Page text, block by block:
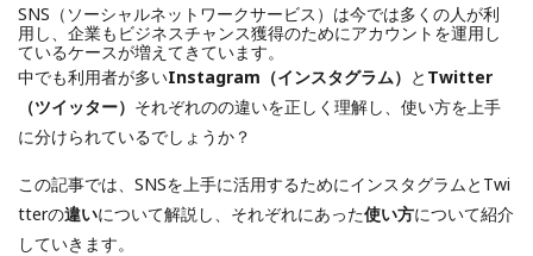
SNS（ソーシャルネットワークサービス）は今では多くの人が利
用し、企業もビジネスチャンス獲得のためにアカウントを運用し
ているケースが増えてきています。
中でも利用者が多いInstagram（インスタグラム） と Twitter
（ツイッター） それぞれのの違いを正しく理解し、使い方を上手
に分けられているでしょうか？
この記事では、SNSを上手に活用するためにインスタグラムとTwi
tterの違いについて解説し、それぞれにあった使い方について紹介
していきます。